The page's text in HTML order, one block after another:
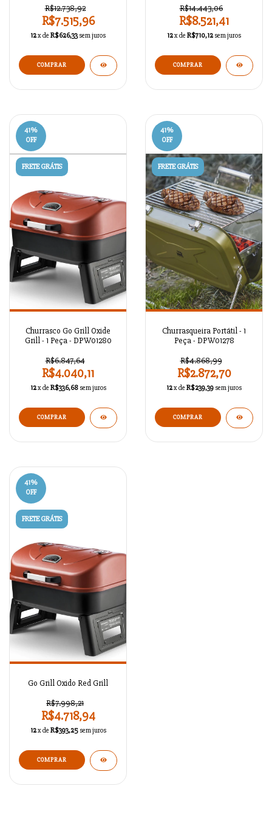
R$12.738,92
R$7.515,96
12x de R$626,33 sem juros
R$14.443,06
R$8.521,41
12x de R$710,12 sem juros
41%
OFF
FRETE GRÁTIS
Churrasco Go Grill Oxide
Grill - 1 Peça - DPW01280
R$6.847,64
R$4.040,11
12x de R$336,68 sem juros
41%
OFF
FRETE GRÁTIS
Churrasqueira Portátil - 1
Peça - DPW01278
R$4.868,99
R$2.872,70
12x de R$239,39 sem juros
41%
OFF
FRETE GRÁTIS
Go Grill Oxido Red Grill
R$7.998,21
R$4.718,94
12x de R$393,25 sem juros